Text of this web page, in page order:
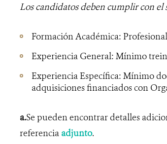
Los candidatos deben cumplir con
Formación Académica:
Experiencia General: Mínimo
Experiencia Específica: Mínimo
adquisiciones financiados con
a.Se pueden encontrar detalles
referencia adjunto.